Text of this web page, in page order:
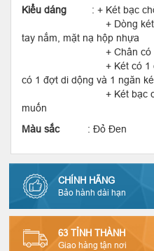
Kiểu dáng
: + Két bạc
+ Dòng két nằm có
tay nắm, mặt nạ hộp nhựa
+ Chân có bánh
+ Két có 1 cánh
có 1 đợt di dộng và 1 ngăn
+ Két bạc có thể
muốn
Màu sắc
: Đỏ Đen
CHÍNH HÃNG
Bảo hành dài hạn
63 TỈNH THÀNH
Giao hàng tận nơi